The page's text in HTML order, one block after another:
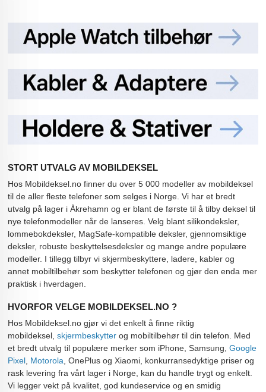
STORT UTVALG AV MOBILDEKSEL
Hos Mobildeksel.no finner du over 5 000 modeller av mobildeksel
til de aller fleste telefoner som selges i Norge. Vi har et bredt
utvalg på lager i Åkrehamn og er blant de første til å tilby deksel til
nye telefonmodeller når de lanseres. Velg blant silikondeksler,
lommebokdeksler, MagSafe-kompatible deksler, gjennomsiktige
deksler, robuste beskyttelsesdeksler og mange andre populære
modeller. I tillegg tilbyr vi skjermbeskyttere, ladere, kabler og
annet mobiltilbehør som beskytter telefonen og gjør den enda mer
praktisk i hverdagen.
HVORFOR VELGE MOBILDEKSEL.NO ?
Hos Mobildeksel.no gjør vi det enkelt å finne riktig
mobildeksel,skjermbeskytter og mobiltilbehør til din telefon. Med
et bredt utvalg til populære merker som iPhone, Samsung,Google
Pixel Motorola , OnePlus og Xiaomi, konkurransedyktige priser og
rask levering fra vårt lager i Norge, kan du handle trygt og enkelt.
Vi legger vekt på kvalitet, god kundeservice og en smidig